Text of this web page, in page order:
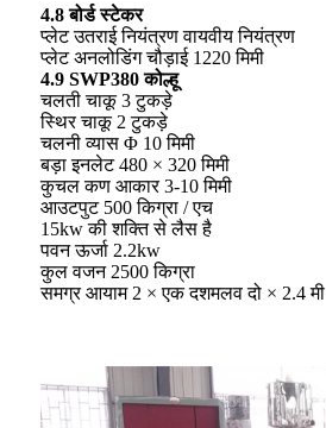
4.8 बोर्ड स्टेकर
प्लेट उतराई नियंत्रण वायवीय नियंत्रण
प्लेट अनलोडिंग चौड़ाई 1220 मिमी
4.9 SWP380 कोल्हू
चलती चाकू 3 टुकड़े
स्थिर चाकू 2 टुकड़े
चलनी व्यास Φ 10 मिमी
बड़ा इनलेट 480 × 320 मिमी
कुचल कण आकार 3-10 मिमी
आउटपुट 500 किग्रा / एच
15kw की शक्ति से लैस है
पवन ऊर्जा 2.2kw
कुल वजन 2500 किग्रा
समग्र आयाम 2 × एक दशमलव दो × 2.4 मी